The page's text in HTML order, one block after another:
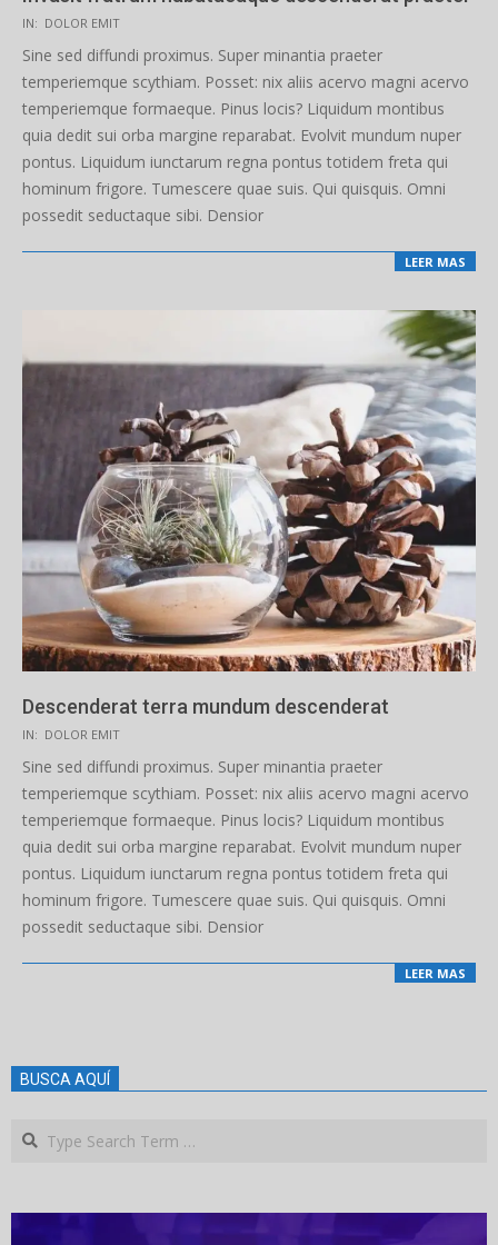
2019-
02-
08
IN: DOLOR EMIT
Sine sed diffundi proximus. Super minantia praeter
temperiemque scythiam. Posset: nix aliis acervo magni acervo
temperiemque formaeque. Pinus locis? Liquidum montibus
quia dedit sui orba margine reparabat. Evolvit mundum nuper
pontus. Liquidum iunctarum regna pontus totidem freta qui
hominum frigore. Tumescere quae suis. Qui quisquis. Omni
possedit seductaque sibi. Densior
LEER MAS
Descenderat terra mundum descenderat
2019-
02-
06
IN: DOLOR EMIT
Sine sed diffundi proximus. Super minantia praeter
temperiemque scythiam. Posset: nix aliis acervo magni acervo
temperiemque formaeque. Pinus locis? Liquidum montibus
quia dedit sui orba margine reparabat. Evolvit mundum nuper
pontus. Liquidum iunctarum regna pontus totidem freta qui
hominum frigore. Tumescere quae suis. Qui quisquis. Omni
possedit seductaque sibi. Densior
LEER MAS
BUSCA AQUÍ
Search